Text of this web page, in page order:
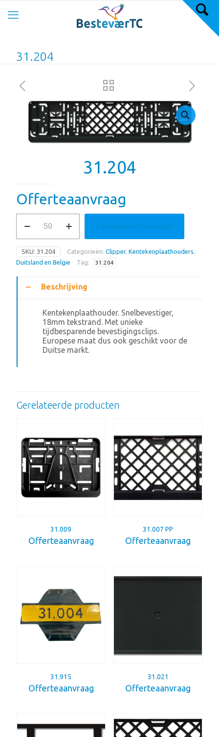
31.204
31.204
Offerteaanvraag
aantal
In winkelmand toevoegen
SKU: 31.204 Categorieën: Clipper, Kentekenplaathouders
Duitsland en Belgie
Tag: 31.204
Beschrijving
Kentekenplaathouder. Snelbevestiger,
18mm tekstrand. Met unieke
tijdbesparende bevestigingsclips.
Europese maat dus ook geschikt voor de
Duitse markt.
Gerelateerde producten
31.009
Offerteaanvraag
31.007 PP
Offerteaanvraag
31.915
Offerteaanvraag
31.021
Offerteaanvraag